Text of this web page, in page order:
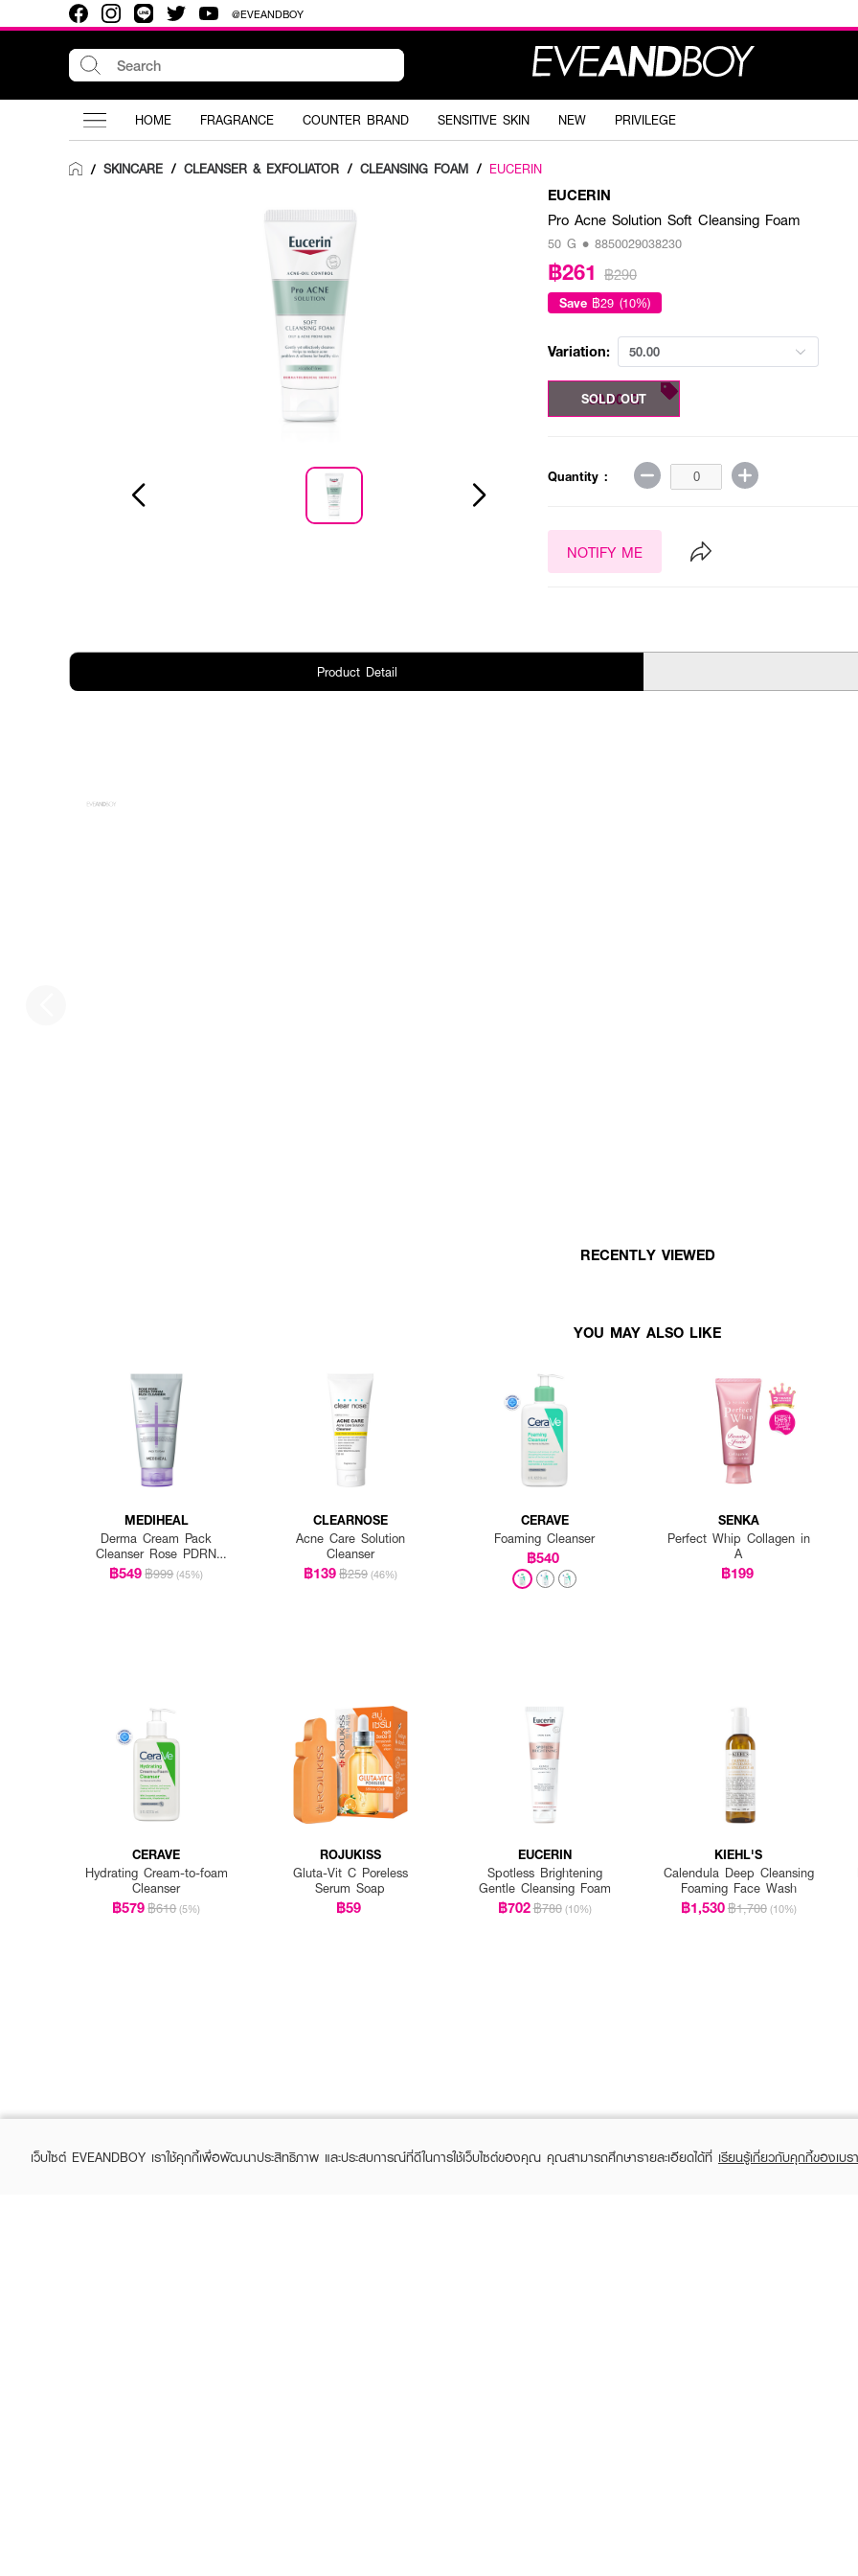
@EVEANDBOY
HOME FRAGRANCE COUNTER BRAND SENSITIVE SKIN NEW PRIVILEGE
/ SKINCARE / CLEANSER & EXFOLIATOR / CLEANSING FOAM / EUCERIN
EUCERIN
Pro Acne Solution Soft Cleansing Foam
50 G • 8850029038230
฿261 ฿290
Save ฿29 (10%)
Variation: 50.00
50.00 G
SOLD OUT
Quantity :
NOTIFY ME
Product Detail
RECENTLY VIEWED
YOU MAY ALSO LIKE
MEDIHEAL
Derma Cream Pack
Cleanser Rose PDRN
[Pore Firming]
฿549฿999 (45%)
CLEARNOSE
Acne Care Solution
Cleanser
฿139฿259 (46%)
CERAVE
Foaming Cleanser
฿540
SENKA
Perfect Whip Collagen in
A
฿199
CERAVE
Hydrating Cream-to-foam
Cleanser
฿579฿610 (5%)
ROJUKISS
Gluta-Vit C Poreless
Serum Soap
฿59
EUCERIN
Spotless Brightening
Gentle Cleansing Foam
฿702฿780 (10%)
KIEHL'S
Calendula Deep Cleansing
Foaming Face Wash
฿1,530฿1,700 (10%)
เว็บไซต์ EVEANDBOY เราใช้คุกกี้เพื่อพัฒนาประสิทธิภาพ และประสบการณ์ที่ดีในการใช้เว็บไซต์ของคุณ คุณสามารถศึกษารายละเอียดได้ที่ เรียนรู้เกี่ยวกับคุกกี้ของเบร